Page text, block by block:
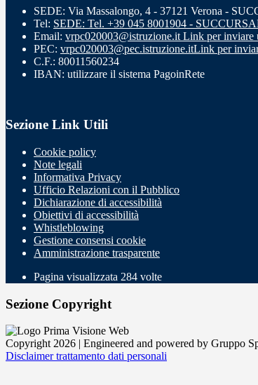
SEDE: Via Massalongo, 4 - 37121 Verona -
Tel: SEDE: Tel. +39 045 8001904 -
Email: vrpc020003@istruzione.it Link per inviare
PEC: vrpc020003@pec.istruzione.itLink per
C.F.: 80011560234
IBAN: utilizzare il sistema PagoinRete
Sezione Link Utili
Cookie policy
Note legali
Informativa Privacy
Ufficio Relazioni con il Pubblico
Dichiarazione di accessibilità
Obiettivi di accessibilità
Whistleblowing
Gestione consensi cookie
Amministrazione trasparente
Pagina visualizzata 284 volte
Sezione Copyright
Copyright 2026 | Engineered and powered by Gruppo
Disclaimer trattamento dati personali